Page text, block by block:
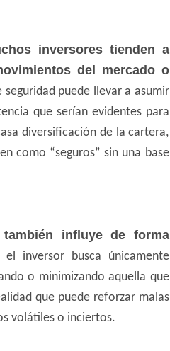
inversores tienden a
del mercado o
seguridad puede llevar a asumir
que serían evidentes para
diversificación de la cartera,
como “seguros” sin una base
influye de forma
inversor busca únicamente
o minimizando aquella que
que puede reforzar malas
volátiles o inciertos.